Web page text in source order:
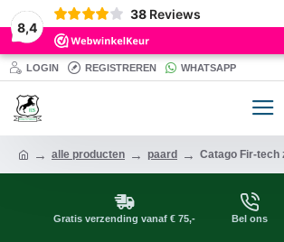
8,4
38 Reviews
LOGIN REGISTREREN WHATSAPP
alle producten paard Catago Fir-tech
Gratis verzending vanaf € 75,- Bel ons